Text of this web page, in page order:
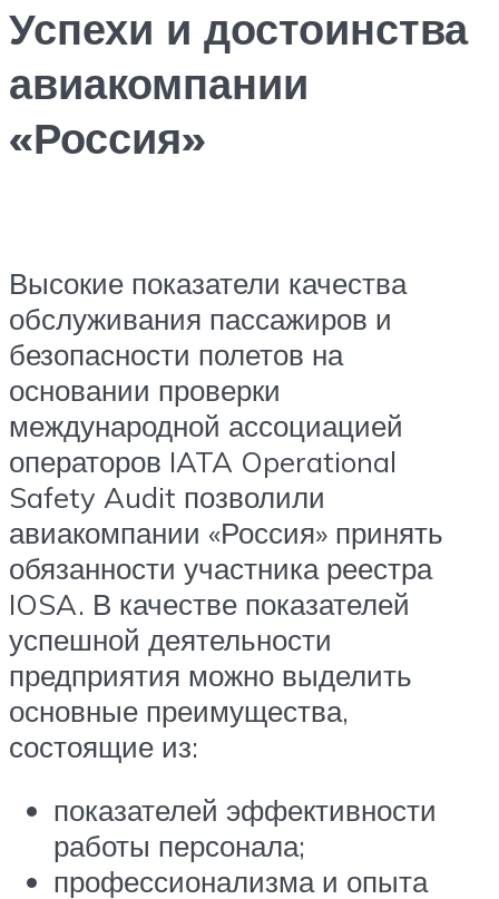
Успехи и достоинства
авиакомпании
«Россия»
Высокие показатели качества
обслуживания пассажиров и
безопасности полетов на
основании проверки
международной ассоциацией
операторов IATA Operational
Safety Audit позволили
авиакомпании «Россия» принять
обязанности участника реестра
IOSA. В качестве показателей
успешной деятельности
предприятия можно выделить
основные преимущества,
состоящие из:
показателей эффективности
работы персонала;
профессионализма и опыта